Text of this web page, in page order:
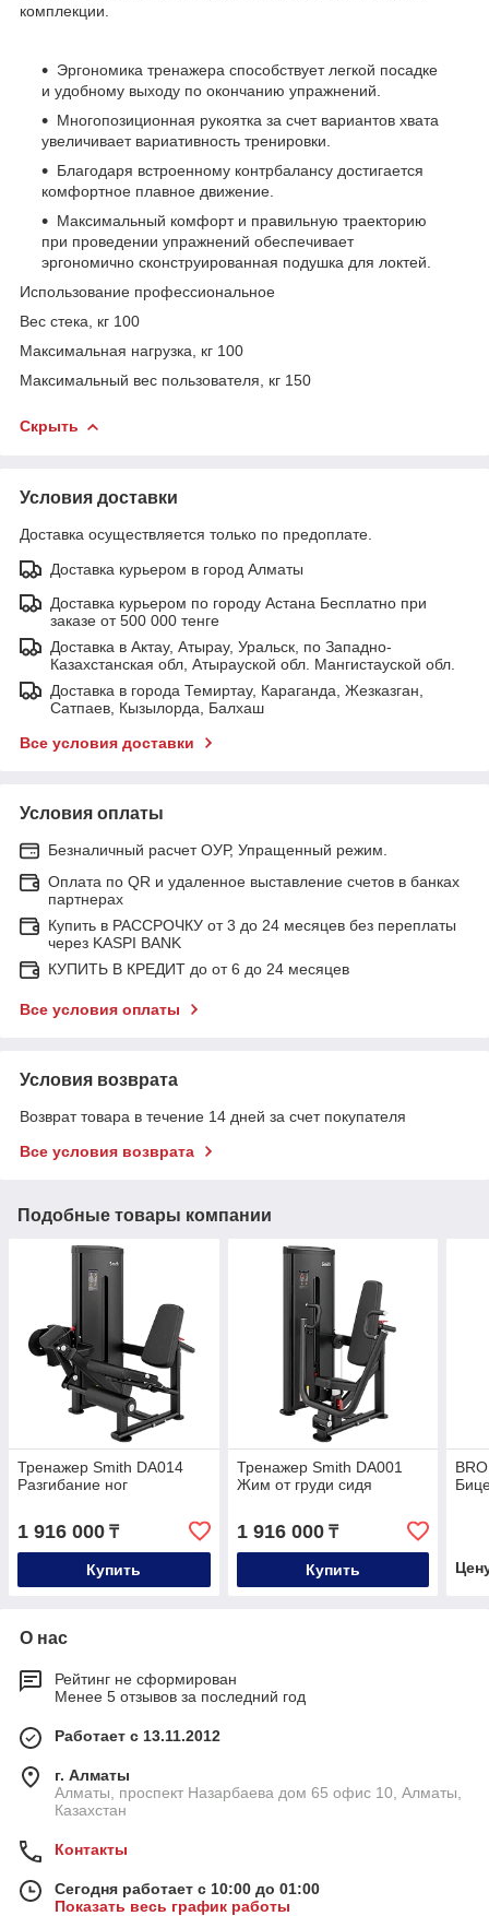
комплекции.
Эргономика тренажера способствует легкой посадке
и удобному выходу по окончанию упражнений.
Многопозиционная рукоятка за счет вариантов хвата
увеличивает вариативность тренировки.
Благодаря встроенному контрбалансу достигается
комфортное плавное движение.
Максимальный комфорт и правильную траекторию
при проведении упражнений обеспечивает
эргономично сконструированная подушка для локтей.
Использование профессиональное
Вес стека, кг 100
Максимальная нагрузка, кг 100
Максимальный вес пользователя, кг 150
Скрыть
Условия доставки
Доставка осуществляется только по предоплате.
Доставка курьером в город Алматы
Доставка курьером по городу Астана Бесплатно при
заказе от 500 000 тенге
Доставка в Актау, Атырау, Уральск, по Западно-
Казахстанская обл, Атырауской обл. Мангистауской обл.
Доставка в города Темиртау, Караганда, Жезказган,
Сатпаев, Кызылорда, Балхаш
Все условия доставки
Условия оплаты
Безналичный расчет ОУР, Упращенный режим.
Оплата по QR и удаленное выставление счетов в банках
партнерах
Купить в РАССРОЧКУ от 3 до 24 месяцев без переплаты
через KASPI BANK
КУПИТЬ В КРЕДИТ до от 6 до 24 месяцев
Все условия оплаты
Условия возврата
Возврат товара в течение 14 дней за счет покупателя
Все условия возврата
Подобные товары компании
Тренажер Smith DA014
Разгибание ног
1 916 000 ₸
Купить
Тренажер Smith DA001
Жим от груди сидя
1 916 000₸
Купить
О нас
Рейтинг не сформирован
Менее 5 отзывов за последний год
Работает с 13.11.2012
г. Алматы
Алматы, проспект Назарбаева дом 65 офис 10, Алматы,
Казахстан
Контакты
Сегодня работает с 10:00 до 01:00
Показать весь график работы